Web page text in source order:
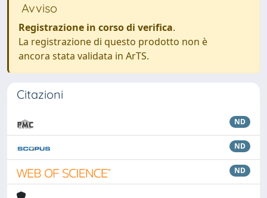
Avviso
Registrazione in corso di verifica.
La registrazione di questo prodotto non è
ancora stata validata in ArTS.
Citazioni
ND
ND
ND